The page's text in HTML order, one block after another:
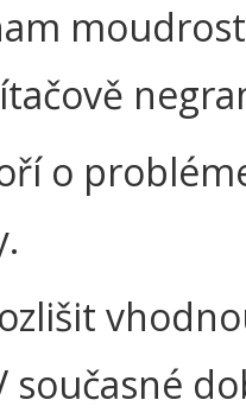
o
současné